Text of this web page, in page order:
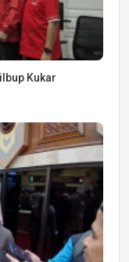
Kukar